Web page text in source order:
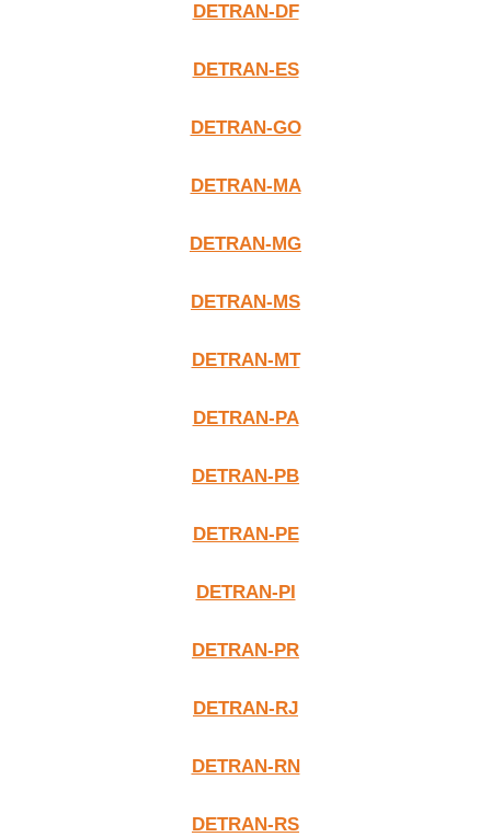
DETRAN-DF
DETRAN-ES
DETRAN-GO
DETRAN-MA
DETRAN-MG
DETRAN-MS
DETRAN-MT
DETRAN-PA
DETRAN-PB
DETRAN-PE
DETRAN-PI
DETRAN-PR
DETRAN-RJ
DETRAN-RN
DETRAN-RS